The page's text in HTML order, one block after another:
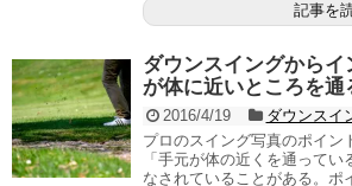
記事を
ダウンスイングから
が体に近いところを通
2016/4/19
ダウンスイ
プロのスイング写真のポイン
「手元が体の近くを通って
なされていることがある。ポ